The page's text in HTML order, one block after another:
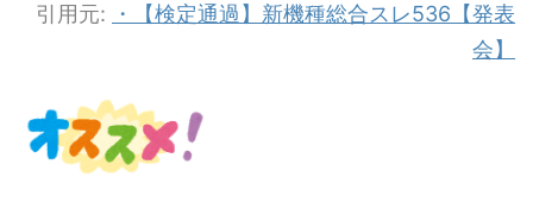
引用元:
・【検定通過】新機種総合スレ536【発表
会】